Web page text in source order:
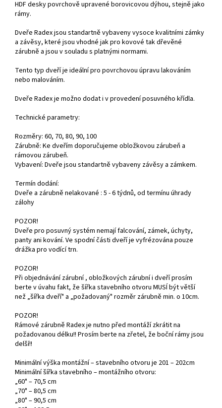
HDF desky povrchově upravené borovicovou dýhou, stejně jako
rámy.
Dveře Radex jsou standartně vybaveny vysoce kvalitními zámky
a závěsy, které jsou vhodné jak pro kovové tak dřevěné
zárubně a jsou v souladu s platnými normami.
Tento typ dveří je ideální pro povrchovou úpravu lakováním
nebo malováním.
Dveře Radex je možno dodat i v provedení posuvného křídla.
Technické parametry:
Rozměry: 60, 70, 80, 90, 100
Zárubně: Ke dveřím doporučujeme obložkovou zárubeň a
rámovou zárubeň.
Vybavení: Dveře jsou standartně vybaveny závěsy a zámkem.
Termín dodání:
Dveře a zárubně nelakované : 5 - 6 týdnů, od termínu úhrady
zálohy
POZOR!
Dveře pro posuvný systém nemají falcování, zámek, úchyty,
panty ani kování. Ve spodní části dveří je vyfrézována pouze
drážka pro vodící trn.
POZOR!
Při objednávání zárubní , obložkových zárubní i dveří prosím
berte v úvahu fakt, že šířka stavebního otvoru MUSÍ být větší
než „šířka dveří" a „požadovaný" rozměr zárubně min. o 10cm.
POZOR!
Rámové zárubně Radex je nutno před montáží zkrátit na
požadovanou délku!! Prosím berte na zřetel, že boční rámy jsou
delší!!
Minimální výška montážní – stavebního otvoru je 201 – 202cm
Minimální šířka stavebního – montážního otvoru:
„60" – 70,5 cm
„70" – 80,5 cm
„80" – 90,5 cm